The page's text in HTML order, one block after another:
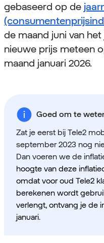
gebaseerd op de
de maand juni van
nieuwe prijs meteen
maand januari 2026.
Goed om te
Zat je eerst bij Tele2
september 2023 nog
Dan voeren we de
hoogte van deze
omdat voor oud Tele2
berekenen wordt
verlengt, ontvang je de
januari.​